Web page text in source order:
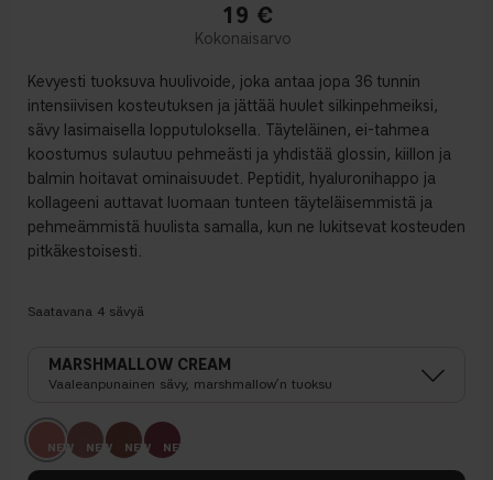
19 €
Kevyesti tuoksuva huulivoide, joka antaa jopa 36 tunnin
intensiivisen kosteutuksen ja jättää huulet silkinpehmeiksi,
sävy lasimaisella lopputuloksella. Täyteläinen, ei-tahmea
koostumus sulautuu pehmeästi ja yhdistää glossin, kiillon ja
balmin hoitavat ominaisuudet. Peptidit, hyaluronihappo ja
kollageeni auttavat luomaan tunteen täyteläisemmistä ja
pehmeämmistä huulista samalla, kun ne lukitsevat kosteuden
pitkäkestoisesti.
Saatavana 4 sävyä
MARSHMALLOW CREAM
Vaaleanpunainen sävy, marshmallow’n tuoksu